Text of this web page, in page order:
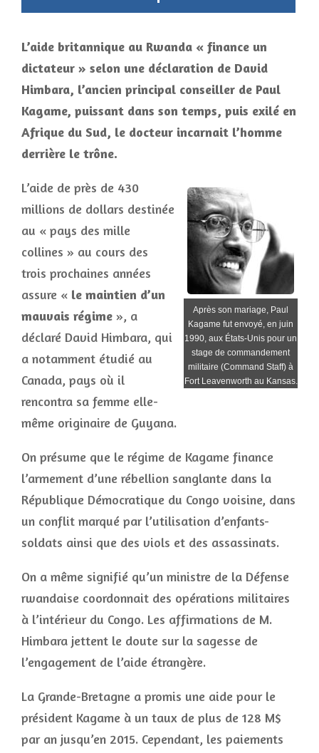
L’aide britannique au Rwanda « finance un
dictateur » selon une déclaration de David
Himbara, l’ancien principal conseiller de Paul
Kagame, puissant dans son temps, puis exilé en
Afrique du Sud, le docteur incarnait l’homme
derrière le trône.
Après son mariage, Paul
Kagame fut envoyé, en juin
1990, aux États-Unis pour un
stage de commandement
militaire (Command Staff) à
Fort Leavenworth au Kansas.
L’aide de près de 430
millions de dollars destinée
au « pays des mille
collines » au cours des
trois prochaines années
assure « le maintien d’un
mauvais régime », a
déclaré David Himbara, qui
a notamment étudié au
Canada, pays où il
rencontra sa femme elle-
même originaire de Guyana.
On présume que le régime de Kagame finance
l’armement d’une rébellion sanglante dans la
République Démocratique du Congo voisine, dans
un conflit marqué par l’utilisation d’enfants-
soldats ainsi que des viols et des assassinats.
On a même signifié qu’un ministre de la Défense
rwandaise coordonnait des opérations militaires
à l’intérieur du Congo. Les affirmations de M.
Himbara jettent le doute sur la sagesse de
l’engagement de l’aide étrangère.
La Grande-Bretagne a promis une aide pour le
président Kagame à un taux de plus de 128 M$
par an jusqu’en 2015. Cependant, les paiements